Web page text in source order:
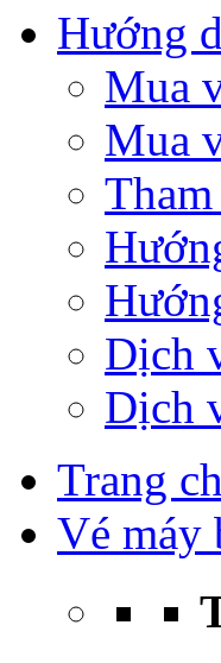
Hướng
Mua
Mua
Dịch
Dịch
Trang
Vé máy